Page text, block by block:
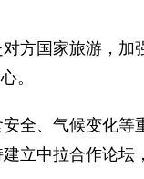
国家旅游，加
。
全、气候变化等
立中拉合作论坛